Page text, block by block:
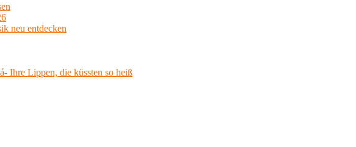
neu entdecken
Ihre Lippen, die küssten so heiß